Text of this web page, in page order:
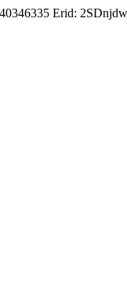
Erid: